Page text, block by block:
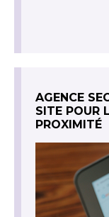
AGENCE
SITE POUR
PROXIMITÉ